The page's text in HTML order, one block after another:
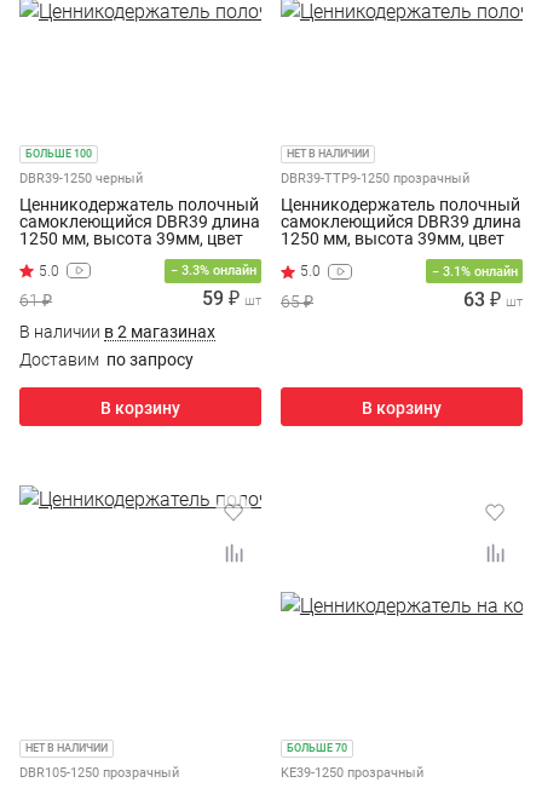
БОЛЬШЕ 100
DBR39-1250 черный
Ценникодержатель полочный
самоклеющийся DBR39 длина
1250 мм, высота 39мм, цвет
5.0 − 3.3% онлайн
61 ₽ 59 ₽ шт
В наличии в 2 магазинах
Доставим по запросу
В корзину
НЕТ В НАЛИЧИИ
DBR39-TTP9-1250 прозрачный
Ценникодержатель полочный
самоклеющийся DBR39 длина
1250 мм, высота 39мм, цвет
прозрачный скотч TTP9
5.0 − 3.1% онлайн
65 ₽ 63 ₽ шт
В корзину
НЕТ В НАЛИЧИИ
DBR105-1250 прозрачный
БОЛЬШЕ 70
KE39-1250 прозрачный